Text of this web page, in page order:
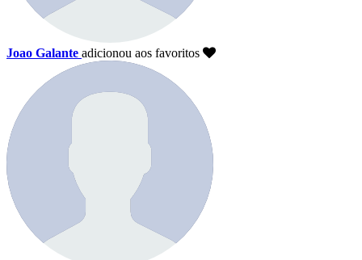
Joao Galante adicionou aos favoritos